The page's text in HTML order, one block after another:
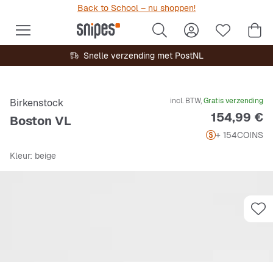
Back to School – nu shoppen!
Snelle verzending met PostNL
Birkenstock
Boston VL
incl. BTW,Gratis verzending
Prijs
154,99 €
+ 154COINS
Kleur: beige